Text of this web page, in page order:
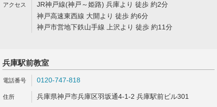
JR神戸線(神戸～姫路) 兵庫より 徒歩 約2分
神戸高速東西線 大開より 徒歩 約6分
神戸市営地下鉄山手線 上沢より 徒歩 約11分
兵庫駅前教室
0120-747-818
兵庫県神戸市兵庫区羽坂通4-1-2 兵庫駅前ビル301